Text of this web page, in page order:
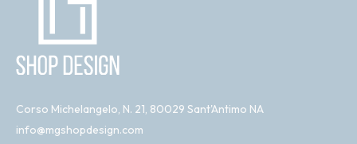
Corso Michelangelo, N. 21, 80029 Sant'Antimo NA
info@mgshopdesign.com